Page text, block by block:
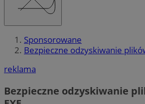
Sponsorowane
Bezpieczne odzyskiwanie
reklama
Bezpieczne odzyskiwanie